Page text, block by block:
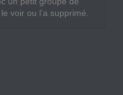
voir ou l’a supprimé.